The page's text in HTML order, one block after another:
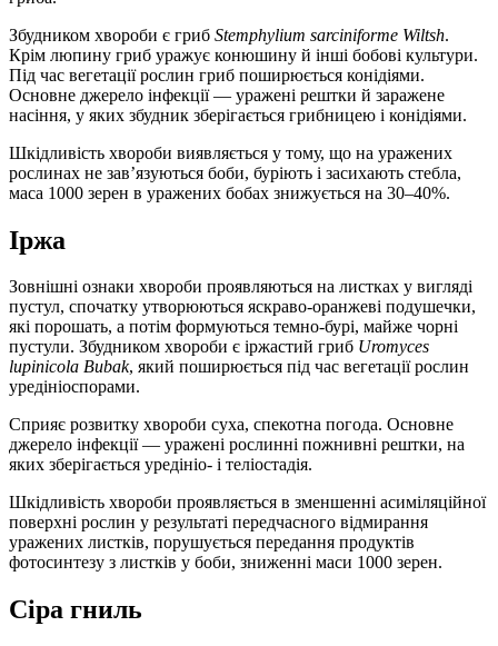
Збудником хвороби є гриб Stemphylium sarciniforme Wiltsh.
Крім люпину гриб уражує конюшину й інші бобові культури.
Під час вегетації рослин гриб поширюється конідіями.
Основне джерело інфекції — уражені рештки й заражене
насіння, у яких збудник зберігається грибницею і конідіями.
Шкідливість хвороби виявляється у тому, що на уражених
рослинах не зав’язуються боби, буріють і засихають стебла,
маса 1000 зерен в уражених бобах знижується на 30–40%.
Іржа
Зовнішні ознаки хвороби проявляються на листках у вигляді
пустул, спочатку утворюються яскраво-оранжеві подушечки,
які порошать, а потім формуються темно-бурі, майже чорні
пустули. Збудником хвороби є іржастий гриб Uromyces
lupinicola Bubak, який поширюється під час вегетації рослин
уредініоспорами.
Сприяє розвитку хвороби суха, спекотна погода. Основне
джерело інфекції — уражені рослинні пожнивні рештки, на
яких зберігається уредініо- і теліостадія.
Шкідливість хвороби проявляється в зменшенні асиміляційної
поверхні рослин у результаті передчасного відмирання
уражених листків, порушується передання продуктів
фотосинтезу з листків у боби, зниженні маси 1000 зерен.
Сіра гниль